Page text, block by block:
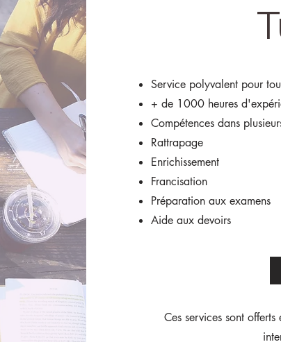
Service polyvalent pour
​+ de 1000 heures
​Compétences dans
​Rattrapage
​Enrichissement
​Francisation
​Préparation aux examens
​Aide aux devoirs
Ces services sont